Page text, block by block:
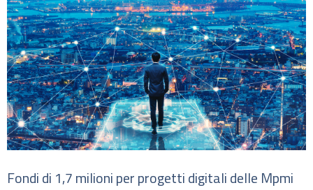
Fondi di 1,7 milioni per progetti digitali delle Mpmi